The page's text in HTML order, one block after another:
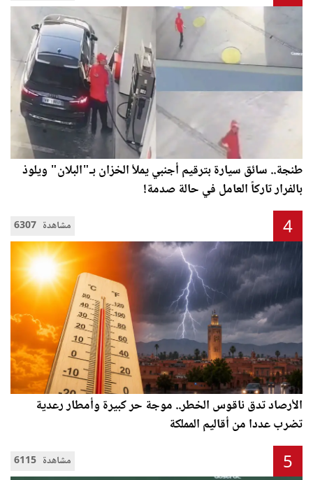
طنجة.. سائق سيارة بترقيم أجنبي يملأ الخزان بـ"البلان" ويلوذ
بالفرار تاركاً العامل في حالة صدمة!
6307 مشاهدة 4
الأرصاد تدق ناقوس الخطر.. موجة حر كبيرة وأمطار رعدية
تضرب عددا من أقاليم المملكة
6115 مشاهدة 5